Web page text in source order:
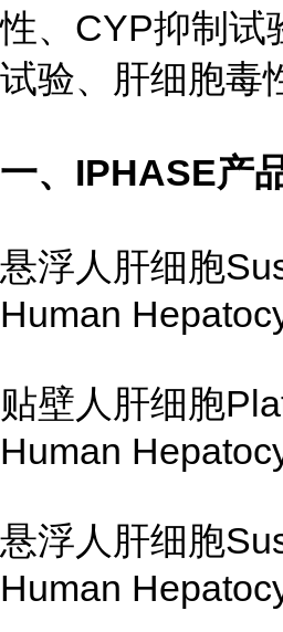
性、CYP抑制试
试验、肝细胞毒
一、IPHASE产
悬浮人肝细胞
Human
贴壁人肝细胞
Human
悬浮人肝细胞
Human